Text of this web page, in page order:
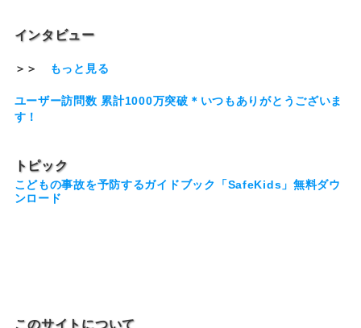
インタビュー
＞＞ もっと見る
ユーザー訪問数 累計1000万突破＊いつもありがとうございま
す！
トピック
こどもの事故を予防するガイドブック「SafeKids」無料ダウ
ンロード
このサイトについて